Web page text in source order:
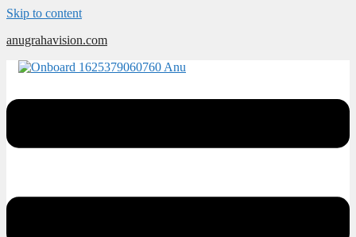
Skip to content
anugrahavision.com